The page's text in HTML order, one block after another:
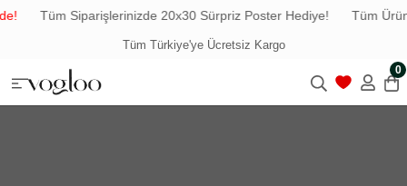
Tüm Siparişlerinizde 20x30 Sürpriz Poster Hediye! Tüm
Tüm Türkiye'ye Ücretsiz Kargo
0